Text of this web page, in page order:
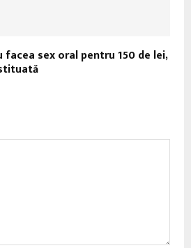
facea sex oral pentru 150 de lei,